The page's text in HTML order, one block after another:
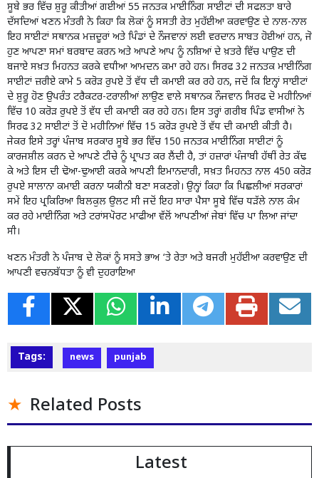
ਸੂਬੇ ਭਰ ਵਿੱਚ ਸ਼ੁਰੂ ਕੀਤੀਆਂ ਗਈਆਂ 55 ਜਨਤਕ ਮਾਈਨਿੰਗ ਸਾਈਟਾਂ ਦੀ ਸਫਲਤਾ ਬਾਰੇ
ਦੱਸਦਿਆਂ ਖਣਨ ਮੰਤਰੀ ਨੇ ਕਿਹਾ ਕਿ ਲੋਕਾਂ ਨੂੰ ਸਸਤੀ ਰੇਤ ਮੁਹੱਈਆ ਕਰਵਾਉਣ ਦੇ ਨਾਲ-ਨਾਲ
ਇਹ ਸਾਈਟਾਂ ਸਥਾਨਕ ਮਜ਼ਦੂਰਾਂ ਅਤੇ ਪਿੰਡਾਂ ਦੇ ਨੌਜਵਾਨਾਂ ਲਈ ਵਰਦਾਨ ਸਾਬਤ ਹੋਈਆਂ ਹਨ, ਜੋ
ਹੁਣ ਆਪਣਾ ਸਮਾਂ ਬਰਬਾਦ ਕਰਨ ਅਤੇ ਆਪਣੇ ਆਪ ਨੂੰ ਨਸ਼ਿਆਂ ਦੇ ਖ਼ਤਰੇ ਵਿੱਚ ਪਾਉਣ ਦੀ
ਬਜਾਏ ਸਖ਼ਤ ਮਿਹਨਤ ਕਰਕੇ ਵਧੀਆ ਆਮਦਨ ਕਮਾ ਰਹੇ ਹਨ। ਸਿਰਫ 32 ਜਨਤਕ ਮਾਈਨਿੰਗ
ਸਾਈਟਾਂ ਜ਼ਰੀਏ ਕਾਮੇ 5 ਕਰੋੜ ਰੁਪਏ ਤੋਂ ਵੱਧ ਦੀ ਕਮਾਈ ਕਰ ਰਹੇ ਹਨ, ਜਦੋਂ ਕਿ ਇਨ੍ਹਾਂ ਸਾਈਟਾਂ
ਦੇ ਸ਼ੁਰੂ ਹੋਣ ਉਪਰੰਤ ਟਰੈਕਟਰ-ਟਰਾਲੀਆਂ ਲਾਉਣ ਵਾਲੇ ਸਥਾਨਕ ਨੌਜਵਾਨ ਸਿਰਫ ਦੋ ਮਹੀਨਿਆਂ
ਵਿੱਚ 10 ਕਰੋੜ ਰੁਪਏ ਤੋਂ ਵੱਧ ਦੀ ਕਮਾਈ ਕਰ ਰਹੇ ਹਨ। ਇਸ ਤਰ੍ਹਾਂ ਗਰੀਬ ਪਿੰਡ ਵਾਸੀਆਂ ਨੇ
ਸਿਰਫ 32 ਸਾਈਟਾਂ ਤੋਂ ਦੋ ਮਹੀਨਿਆਂ ਵਿੱਚ 15 ਕਰੋੜ ਰੁਪਏ ਤੋਂ ਵੱਧ ਦੀ ਕਮਾਈ ਕੀਤੀ ਹੈ।
ਜੇਕਰ ਇਸੇ ਤਰ੍ਹਾਂ ਪੰਜਾਬ ਸਰਕਾਰ ਸੂਬੇ ਭਰ ਵਿੱਚ 150 ਜਨਤਕ ਮਾਈਨਿੰਗ ਸਾਈਟਾਂ ਨੂੰ
ਕਾਰਜਸ਼ੀਲ ਕਰਨ ਦੇ ਆਪਣੇ ਟੀਚੇ ਨੂੰ ਪ੍ਰਾਪਤ ਕਰ ਲੈਂਦੀ ਹੈ, ਤਾਂ ਹਜ਼ਾਰਾਂ ਪੰਜਾਬੀ ਹੱਥੀਂ ਰੇਤ ਕੱਢ
ਕੇ ਅਤੇ ਇਸ ਦੀ ਢੋਆ-ਢੁਆਈ ਕਰਕੇ ਆਪਣੀ ਇਮਾਨਦਾਰੀ, ਸਖ਼ਤ ਮਿਹਨਤ ਨਾਲ 450 ਕਰੋੜ
ਰੁਪਏ ਸਾਲਾਨਾ ਕਮਾਈ ਕਰਨਾ ਯਕੀਨੀ ਬਣਾ ਸਕਣਗੇ। ਉਨ੍ਹਾਂ ਕਿਹਾ ਕਿ ਪਿਛਲੀਆਂ ਸਰਕਾਰਾਂ
ਸਮੇਂ ਇਹ ਪ੍ਰਕਿਰਿਆ ਬਿਲਕੁਲ ਉਲਟ ਸੀ ਜਦੋਂ ਇਹ ਸਾਰਾ ਪੈਸਾ ਸੂਬੇ ਵਿੱਚ ਧੜੱਲੇ ਨਾਲ ਕੰਮ
ਕਰ ਰਹੇ ਮਾਈਨਿੰਗ ਅਤੇ ਟਰਾਂਸਪੋਰਟ ਮਾਫੀਆ ਵੱਲੋਂ ਆਪਣੀਆਂ ਜੇਬਾਂ ਵਿੱਚ ਪਾ ਲਿਆ ਜਾਂਦਾ
ਸੀ।
ਖਣਨ ਮੰਤਰੀ ਨੇ ਪੰਜਾਬ ਦੇ ਲੋਕਾਂ ਨੂੰ ਸਸਤੇ ਭਾਅ ‘ਤੇ ਰੇਤਾ ਅਤੇ ਬਜਰੀ ਮੁਹੱਈਆ ਕਰਵਾਉਣ ਦੀ
ਆਪਣੀ ਵਚਨਬੱਧਤਾ ਨੂੰ ਵੀ ਦੁਹਰਾਇਆ
Tags: news punjab
Related Posts
Latest